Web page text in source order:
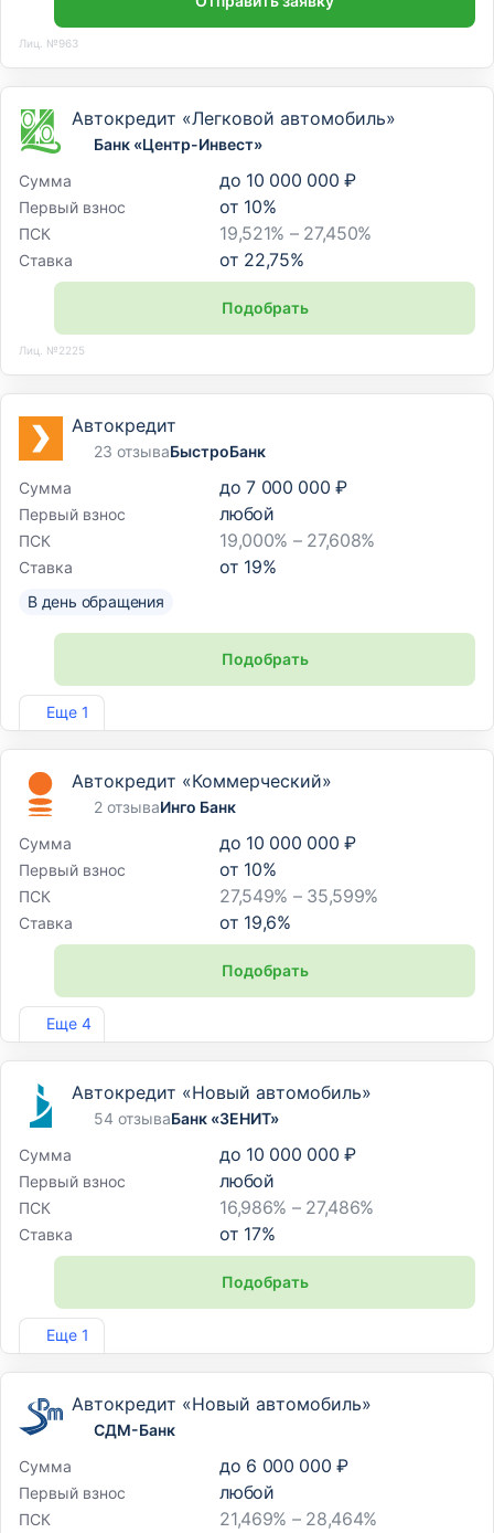
Лиц. №963
Автокредит «Легковой автомобиль»
Банк «Центр-Инвест»
Сумма
до 10 000 000 ₽
Первый взнос от 10%
ПСК 19,521% – 27,450%
Ставка от 22,75%
Подобрать
Лиц. №2225
Еще 1
Автокредит
23 отзываБыстроБанк
Сумма
до 7 000 000 ₽
Первый взнос любой
ПСК 19,000% – 27,608%
Ставка от 19%
В день обращения
Подобрать
Лиц. №1745
Еще 4
Автокредит «Коммерческий»
2 отзываИнго Банк
Сумма
до 10 000 000 ₽
Первый взнос от 10%
ПСК 27,549% – 35,599%
Ставка от 19,6%
Подобрать
Лиц. №2307
Еще 1
Автокредит «Новый автомобиль»
54 отзываБанк «ЗЕНИТ»
Сумма
до 10 000 000 ₽
Первый взнос любой
ПСК 16,986% – 27,486%
Ставка от 17%
Подобрать
Лиц. №3255
Автокредит «Новый автомобиль»
СДМ-Банк
Сумма
до 6 000 000 ₽
Первый взнос любой
ПСК 21,469% – 28,464%